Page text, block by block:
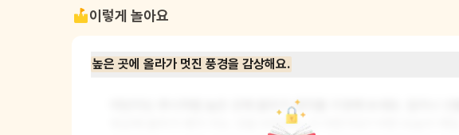
이렇게 놀아요
높은 곳에 올라가 멋진 풍경을 감상해요.
어린이도 루시처럼 높은 곳에 올라가 경치를 구경해 보세요. 집이나 건물
옥상에 올라가 해가 지는 것을 바라보는 건 어떤가요? 어떤 모습이 제일